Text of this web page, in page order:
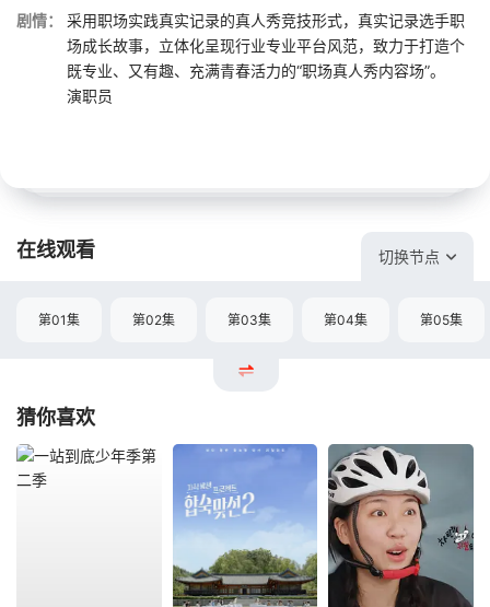
剧情：
采用职场实践真实记录的真人秀竞技形式，真实记录选手职
场成长故事，立体化呈现行业专业平台风范，致力于打造个
既专业、又有趣、充满青春活力的“职场真人秀内容场”。
演职员
在线观看 切换节点
第01集 第02集 第03集 第04集 第05集
猜你喜欢